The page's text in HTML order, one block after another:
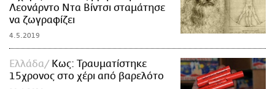
Λεονάρντο Ντα Βίντσι σταμάτησε
να ζωγραφίζει
4.5.2019
Ελλάδα
Κως: Τραυματίστηκε
15χρονος στο χέρι από βαρελότο